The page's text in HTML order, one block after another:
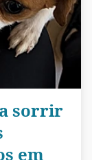
sorrir
em